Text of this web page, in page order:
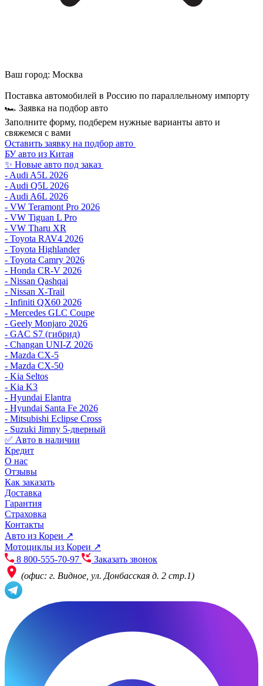
Ваш город: Москва
Поставка автомобилей в Россию по параллельному импорту
🏎 Заявка на подбор авто
Заполните форму, подберем нужные варианты авто и
свяжемся с вами
Оставить заявку на подбор авто
БУ авто из Китая
✨ Новые авто под заказ
- Audi A5L 2026
- Audi Q5L 2026
- Audi A6L 2026
- VW Teramont Pro 2026
- VW Tiguan L Pro
- VW Tharu XR
- Toyota RAV4 2026
- Toyota Highlander
- Toyota Camry 2026
- Honda CR-V 2026
- Nissan Qashqai
- Nissan X-Trail
- Infiniti QX60 2026
- Mercedes GLC Coupe
- Geely Monjaro 2026
- GAC S7 (гибрид)
- Changan UNI-Z 2026
- Mazda CX-5
- Mazda CX-50
- Kia Seltos
- Kia K3
- Hyundai Elantra
- Hyundai Santa Fe 2026
- Mitsubishi Eclipse Cross
- Suzuki Jimny 5-дверный
✅ Авто в наличии
Кредит
О нас
Отзывы
Как заказать
Доставка
Гарантия
Страховка
Контакты
Авто из Кореи ↗
Мотоциклы из Кореи ↗
8 800-555-70-97
Заказать звонок
(офис: г. Видное, ул. Донбасская д. 2 стр.1)